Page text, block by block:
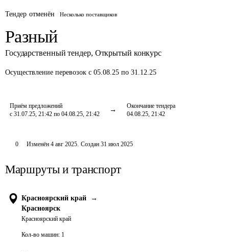
Тендер отменён Несколько поставщиков
Разный
Государственный тендер, Открытый конкурс
Осуществление перевозок с 05.08.25 по 31.12.25
Приём предложений
с 31.07.25, 21:42 по 04.08.25, 21:42
Окончание тендера
04.08.25, 21:42
0 Изменён 4 авг 2025. Создан 31 июл 2025
Маршруты и транспорт
Красноярский край
→
Красноярск
Красноярский край
Кол-во машин: 1